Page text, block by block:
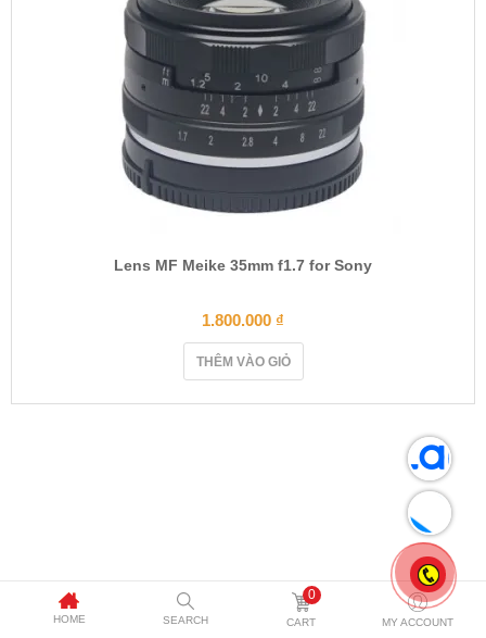
Lens MF Meike 35mm f1.7 for Sony
1.800.000 ₫
THÊM VÀO GIỎ
HOME SEARCH
0
CART MY ACCOUNT